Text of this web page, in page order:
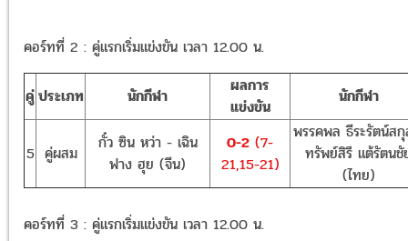
คอร์ทที่ 2 : คู่แรกเริ่มแข่งขัน เวลา 12.00 น.
คู่ประเภท นักกีฬา
ผลการ
แข่งขัน
นักกีฬา
5 คู่ผสม
กั๋ว ซิน หว่า - เฉิน
ฟาง ฮุย (จีน)
0-2 (7-
21,15-21)
พรรคพล ธีระรัตน์ส
ทรัพย์สิรี แต้รัตนชั
(ไทย)
คอร์ทที่ 3 : คู่แรกเริ่มแข่งขัน เวลา 12.00 น.